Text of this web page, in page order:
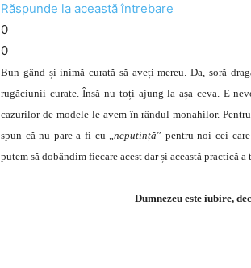
Răspunde la această întrebare
0
0
Bun gând și inimă curată să aveți mereu. Da, soră
rugăciunii curate. Însă nu toți ajung la așa ceva. E
cazurilor de modele le avem în rândul monahilor.
spun că nu pare a fi cu „neputință” pentru noi cei
putem să dobândim fiecare acest dar și această practică
Dumnezeu este iubire,